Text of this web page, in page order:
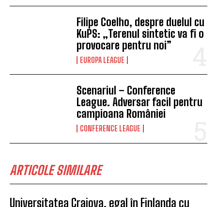
Filipe Coelho, despre duelul cu
KuPS: „Terenul sintetic va fi o
provocare pentru noi”
EUROPA LEAGUE
Scenariul – Conference
League. Adversar facil pentru
campioana României
CONFERENCE LEAGUE
ARTICOLE SIMILARE
Universitatea Craiova, egal în Finlanda cu